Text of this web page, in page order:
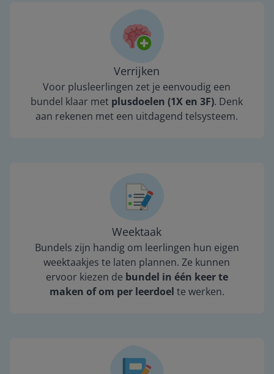
Verrijken
Voor plusleerlingen zet je eenvoudig een
bundel klaar met plusdoelen (1X en 3F). Denk
aan rekenen met een uitdagend telsysteem.
Weektaak
Bundels zijn handig om leerlingen hun eigen
weektaakjes te laten plannen. Ze kunnen
ervoor kiezen de bundel in één keer te
maken of om per leerdoel te werken.